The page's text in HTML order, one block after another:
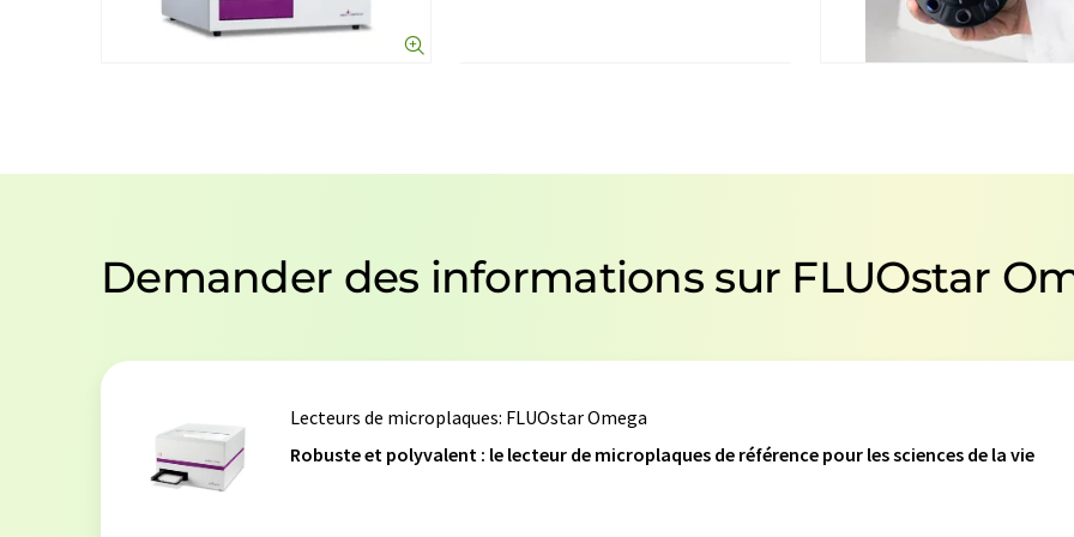
Demander des informations sur FLUOstar
Lecteurs de microplaques: FLUOstar Omega
Robuste et polyvalent : le lecteur de microplaques de référence pour les sciences de la vie